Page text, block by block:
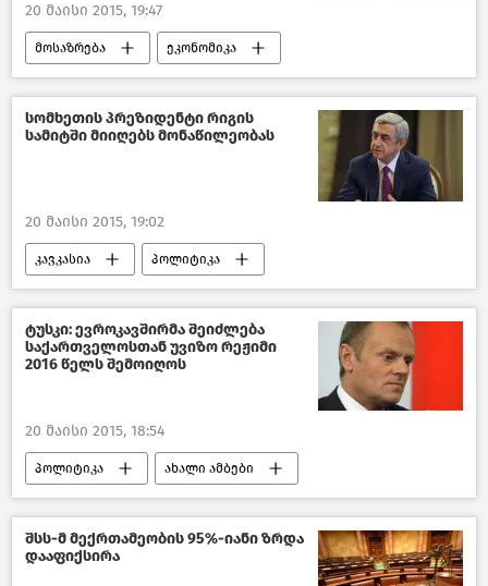
20 მაისი 2015, 19:47
მოსაზრება ეკონომიკა
საქართველო
სომხეთის პრეზიდენტი რიგის
სამიტში მიიღებს მონაწილეობას
20 მაისი 2015, 19:02
კავკასია პოლიტიკა
მსოფლიო დღეს
ტუსკი: ევროკავშირმა შეიძლება
საქართველოსთან უვიზო რეჟიმი
2016 წელს შემოიღოს
20 მაისი 2015, 18:54
პოლიტიკა ახალი ამბები
მსოფლიო დღეს საქართველო
შსს-მ მექრთამეობის 95%-იანი ზრდა
დააფიქსირა